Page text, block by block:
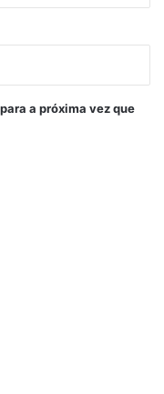
a próxima vez que